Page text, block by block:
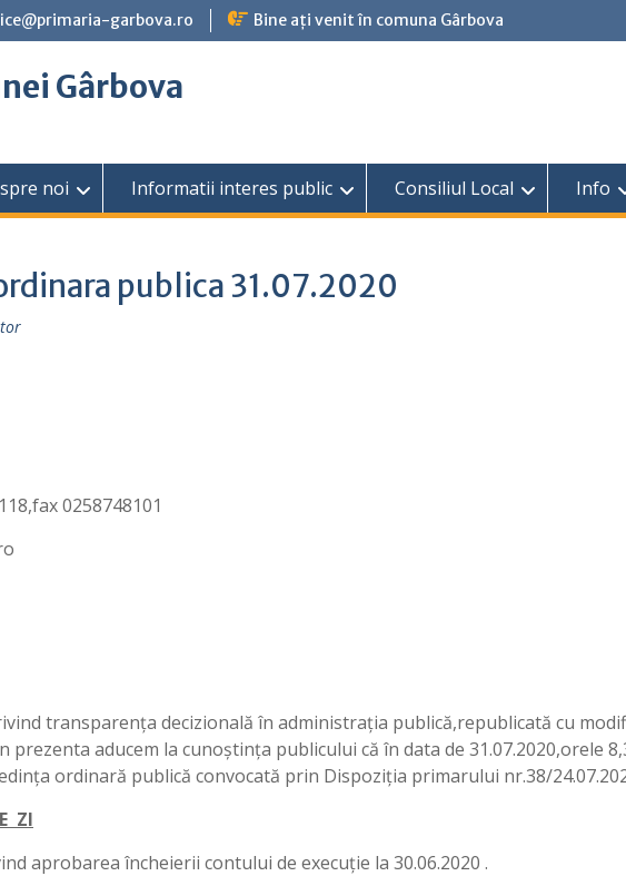
garbova.ro Bine ați venit în comuna Gârbova
Gârbova
noi Informatii interes public Consiliul Local Info
publica 31.07.2020
0258748101
transparența decizională în administrația publică,republicată cu
aducem la cunoștința publicului că în data de 31.07.2020,orele
ordinară publică convocată prin Dispoziția primarului nr.38/
ZI
aprobarea încheierii contului de execuție la 30.06.2020 .